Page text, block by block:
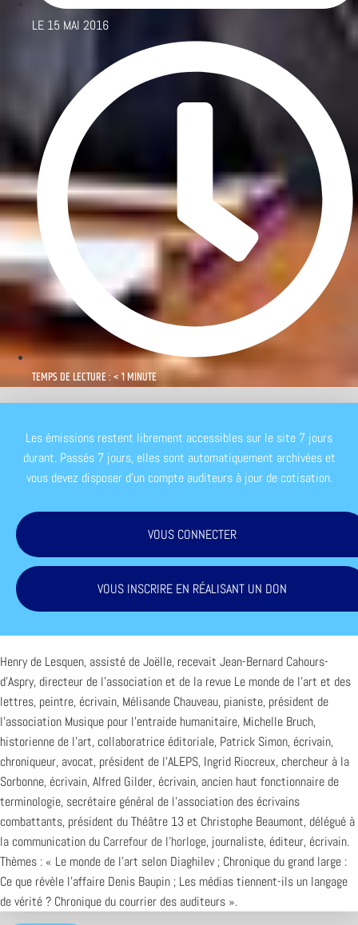
LE 15 MAI 2016
TEMPS DE LECTURE : < 1 MINUTE
Les émissions restent librement accessibles sur le site 7 jours
durant. Passés 7 jours, elles sont automatiquement archivées et
vous devez disposer d'un compte auditeurs à jour de cotisation.
VOUS CONNECTER
VOUS INSCRIRE EN RÉALISANT UN DON
Henry de Lesquen, assisté de Joëlle, recevait Jean-Bernard Cahours-
d’Aspry, directeur de l’association et de la revue Le monde de l’art et des
lettres, peintre, écrivain, Mélisande Chauveau, pianiste, président de
l’association Musique pour l’entraide humanitaire, Michelle Bruch,
historienne de l’art, collaboratrice éditoriale, Patrick Simon, écrivain,
chroniqueur, avocat, président de l’ALEPS, Ingrid Riocreux, chercheur à la
Sorbonne, écrivain, Alfred Gilder, écrivain, ancien haut fonctionnaire de
terminologie, secrétaire général de l’association des écrivains
combattants, président du Théâtre 13 et Christophe Beaumont, délégué à
la communication du Carrefour de l’horloge, journaliste, éditeur, écrivain.
Thèmes : « Le monde de l’art selon Diaghilev ; Chronique du grand large :
Ce que révèle l’affaire Denis Baupin ; Les médias tiennent-ils un langage
de vérité ? Chronique du courrier des auditeurs ».